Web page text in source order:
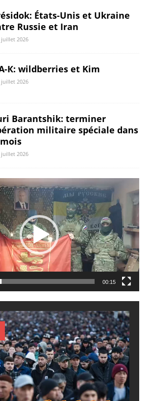
États-Unis et Ukraine
Russie et Iran
juillet 2026
К: wildberries et Kim
juillet 2026
Barantshik: terminer
militaire spéciale dans
juillet 2026
00:15